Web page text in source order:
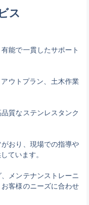
ス
能で一貫したサポート
ウトプラン、土木作業
質なステンレスタンク
おり、現場での指導や
ています。
メンテナンストレーニ
客様のニーズに合わせ